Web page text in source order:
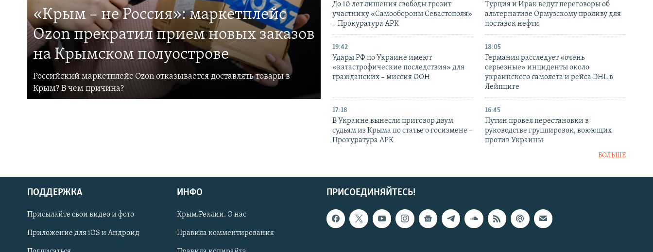
Українською
Qırımtatar
«Крым – не Россия»: маркетплейс
Ozon прекратил прием новых заказов
на Крымском полуострове
Российский маркетплейс Ozon отказывается доставлять товары в
Крым? В чем причина?
До 10 лет лишения свободы грозит
участнику «Самообороны Севастополя»
– Прокуратура АРК
Турция и Ирак ведут переговоры об
альтернативе Ормузскому проливу для
поставок нефти
19:42
Удары РФ по Украине имеют
«катастрофические последствия» для
гражданских – миссия ООН
18:05
Германия расследует «очень
серьезные» инциденты около
украинского самолета и рейса DHL в
Лейпциге
17:18
В Украине вынесли приговор двум
судьям из Крыма по статье о госизмене –
Прокуратура АРК
16:45
Путин провел перестановки в
руководстве группировок, воюющих
против Украины
БОЛЬШЕ
ПРИСОЕДИНЯЙТЕСЬ!
ПОДДЕРЖКА
Присылайте свои видео и фото
Приложение для iOS и Андроид
ИНФО
Крым.Реалии. О нас
Правила комментирования